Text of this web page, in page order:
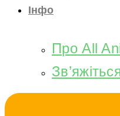
Інфо
Про All